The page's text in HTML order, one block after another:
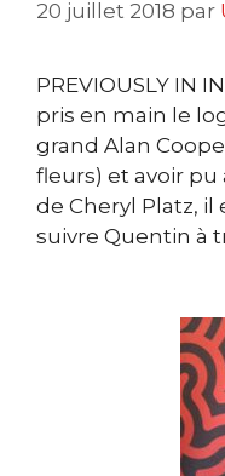
20 juillet 2018 par
PREVIOUSLY IN
pris en main le
grand Alan
fleurs) et avoir pu
de Cheryl Platz,
suivre Quentin à